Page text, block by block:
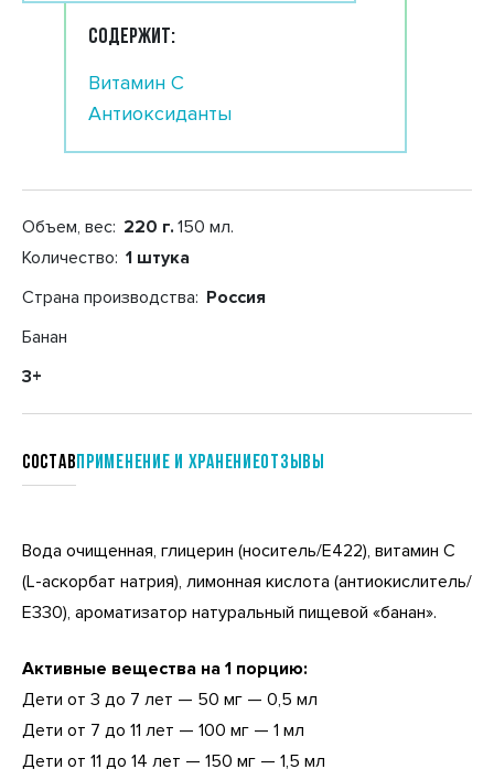
СОДЕРЖИТ:
Витамин С
Антиоксиданты
Объем, вес: 220 г. 150 мл.
Количество: 1 штука
Страна производства: Россия
Банан
3+
СоставПрименение и хранениеотзывы
Вода очищенная, глицерин (носитель/Е422), витамин С
(L-аскорбат натрия), лимонная кислота (антиокислитель/
Е330), ароматизатор натуральный пищевой «банан».
Активные вещества на 1 порцию:
Дети от 3 до 7 лет — 50 мг — 0,5 мл
Дети от 7 до 11 лет — 100 мг — 1 мл
Дети от 11 до 14 лет — 150 мг — 1,5 мл